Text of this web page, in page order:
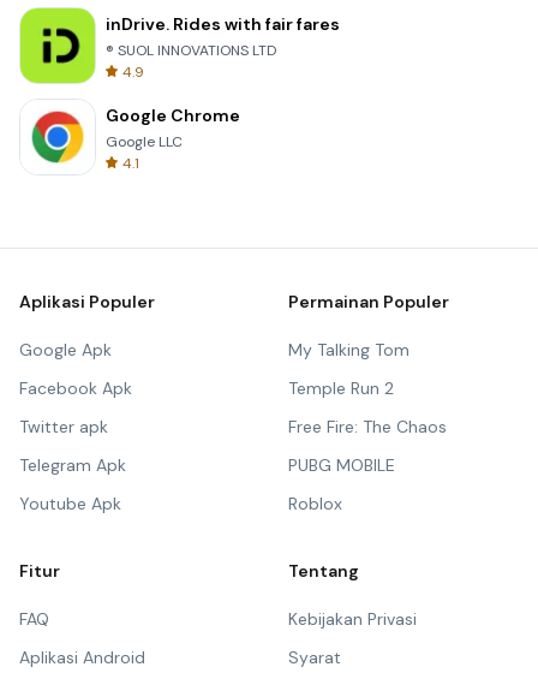
inDrive. Rides with fair fares
® SUOL INNOVATIONS LTD
4.9
Google Chrome
Google LLC
4.1
Aplikasi Populer
Google Apk
Facebook Apk
Twitter apk
Telegram Apk
Youtube Apk
Permainan Populer
My Talking Tom
Temple Run 2
Free Fire: The Chaos
PUBG MOBILE
Roblox
Fitur
FAQ
Aplikasi Android
Tentang
Kebijakan Privasi
Syarat